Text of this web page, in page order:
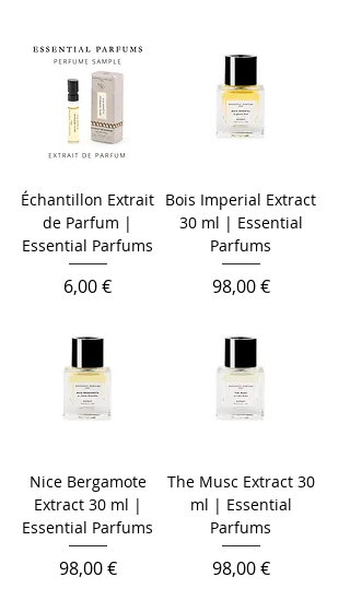
Échantillon Extrait
de Parfum |
Essential Parfums
Prix
6,00 €
Bois Imperial Extract
30 ml | Essential
Parfums
Prix
98,00 €
Nice Bergamote
Extract 30 ml |
Essential Parfums
Prix
98,00 €
The Musc Extract 30
ml | Essential
Parfums
Prix
98,00 €